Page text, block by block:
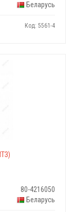
Беларусь
Код: 5561-4
80-4216050
Беларусь